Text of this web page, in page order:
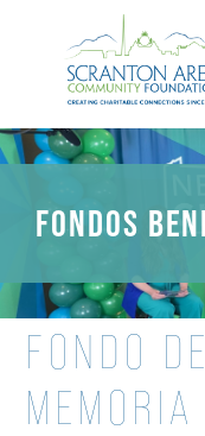
FONDOS
FONDO